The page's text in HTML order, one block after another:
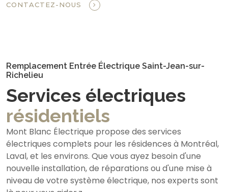
CONTACTEZ-NOUS
Remplacement Entrée Électrique Saint-Jean-sur-
Richelieu
Services électriques
résidentiels
Mont Blanc Électrique propose des services
électriques complets pour les résidences à Montréal,
Laval, et les environs. Que vous ayez besoin d'une
nouvelle installation, de réparations ou d'une mise à
niveau de votre système électrique, nos experts sont